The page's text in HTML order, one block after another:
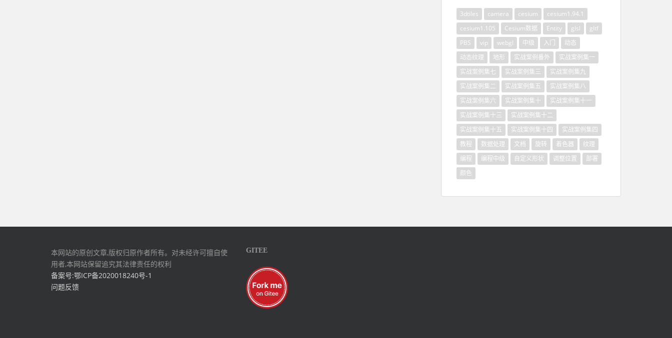
3dtiles camera cesium
cesium1.94.1
cesium1.105
Cesium数据 Entity glsl
gltf
PBS
vip webgl 中级 入门
动态
动态纹理
地形 实战案例番外
实战案例集一
实战案例集七
实战案例集三
实战案例集九
实战案例集二
实战案例集五
实战案例集八
实战案例集六
实战案例集十
实战案例集十一
实战案例集十三
实战案例集十二
实战案例集十五
实战案例集十四
实战案例集四
教程
数据处理 文档 旋转 着色器
纹理
编程
编程中级 自定义形状 调整位置
部署
颜色
本网站的原创文章,版权归原作者所有。对未经许可擅自使
用者,本网站保留追究其法律责任的权利
备案号:鄂ICP备2020018240号-1
问题反馈
GITEE